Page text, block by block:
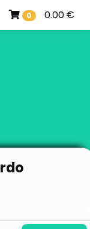
0 0.00 €